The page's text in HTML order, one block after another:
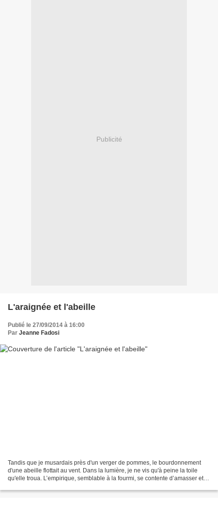
Publicité
L'araignée et l'abeille
Publié le 27/09/2014 à 16:00
Par Jeanne Fadosi
Tandis que je musardais près d'un verger de pommes, le bourdonnement
d'une abeille flottait au vent. Dans la lumière, je ne vis qu'à peine la toile
qu'elle troua. L’empirique, semblable à la fourmi, se contente d’amasser et